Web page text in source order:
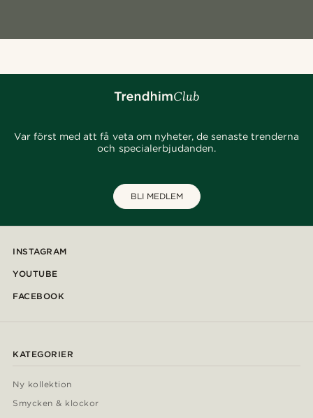
Var först med att få veta om nyheter, de senaste trenderna
och specialerbjudanden.
BLI MEDLEM
INSTAGRAM
YOUTUBE
FACEBOOK
KATEGORIER
Ny kollektion
Smycken & klockor